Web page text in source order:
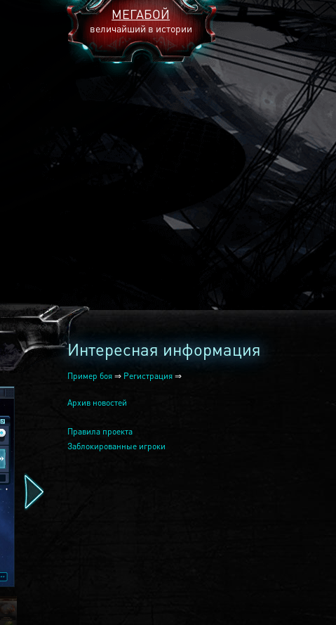
МЕГАБОЙ
величайший в истории
2240
Интересная информация
Пример боя ⇒ Регистрация ⇒
Архив новостей
Правила проекта
Заблокированные игроки